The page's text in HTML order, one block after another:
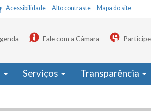
Acessibilidade Alto contraste Mapa do site
Fale com a Câmara Participe
Serviços Transparência